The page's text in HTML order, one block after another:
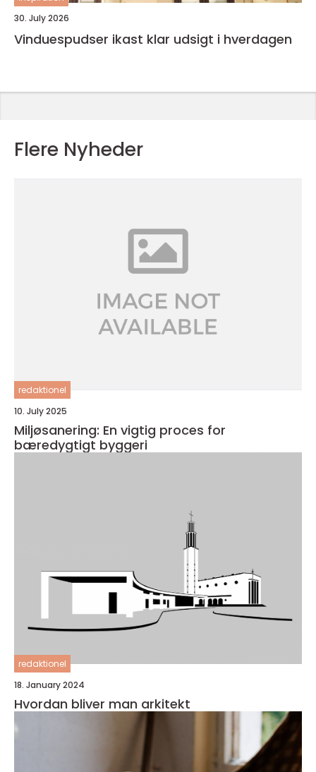
30. July 2026
Vinduespudser ikast klar udsigt i hverdagen
Flere Nyheder
redaktionel
10. July 2025
Miljøsanering: En vigtig proces for
bæredygtigt byggeri
redaktionel
18. January 2024
Hvordan bliver man arkitekt